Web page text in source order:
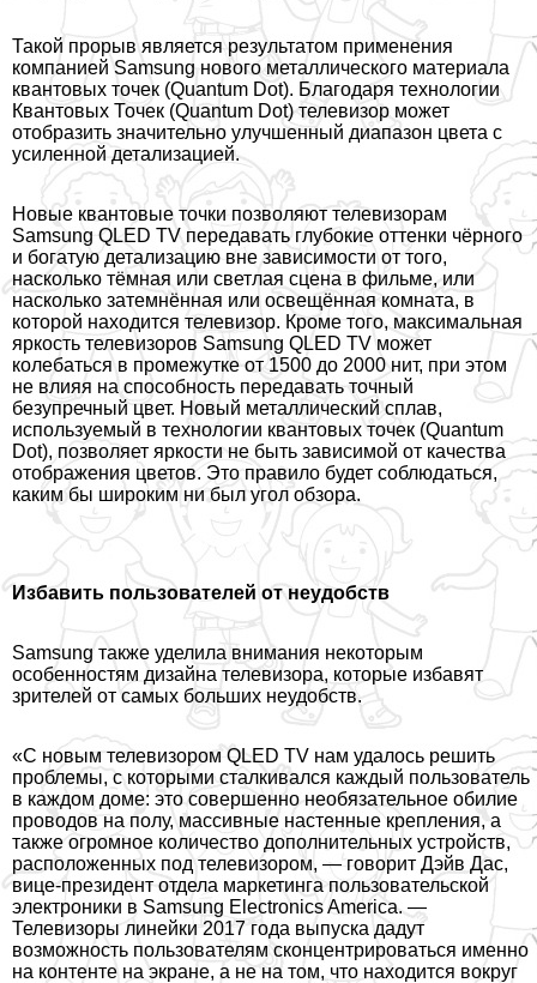
Такой прорыв является результатом применения
компанией Samsung нового металлического материала
квантовых точек (Quantum Dot). Благодаря технологии
Квантовых Точек (Quantum Dot) телевизор может
отобразить значительно улучшенный диапазон цвета с
усиленной детализацией.
Новые квантовые точки позволяют телевизорам
Samsung QLED TV передавать глубокие оттенки чёрного
и богатую детализацию вне зависимости от того,
насколько тёмная или светлая сцена в фильме, или
насколько затемнённая или освещённая комната, в
которой находится телевизор. Кроме того, максимальная
яркость телевизоров Samsung QLED TV может
колeбaться в промежутке от 1500 до 2000 нит, при этом
не влияя на способность передавать точный
безупречный цвет. Новый металлический сплав,
используемый в технологии квантовых точек (Quantum
Dot), позволяет яркости не быть зависимой от качества
отображения цветов. Это правило будет соблюдаться,
каким бы широким ни был угол обзора.
Избавить пользователей от неудобств
Samsung также уделила внимания некоторым
особенностям дизайна телевизора, которые избавят
зрителей от самых больших неудобств.
«С новым телевизором QLED TV нам удалось решить
проблемы, с которыми сталкивался каждый пользователь
в каждом доме: это совершенно необязательное обилие
проводов на полу, массивные настенные крепления, а
также огромное количество дополнительных устройств,
расположенных под телевизором, — говорит Дэйв Дас,
вице-президент отдела маркетинга пользовательской
электроники в Samsung Electronics America. —
Телевизоры линейки 2017 года выпуска дадут
возможность пользователям сконцентрироваться именно
на контенте на экране, а не на том, что находится вокруг